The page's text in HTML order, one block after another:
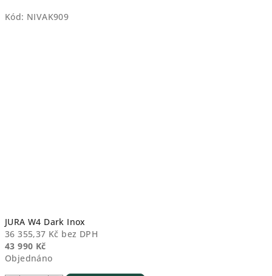
Kód: NIVAK909
JURA W4 Dark Inox
36 355,37 Kč bez DPH
43 990 Kč
Objednáno